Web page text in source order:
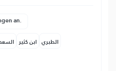
an.
ابن كثير الطبري